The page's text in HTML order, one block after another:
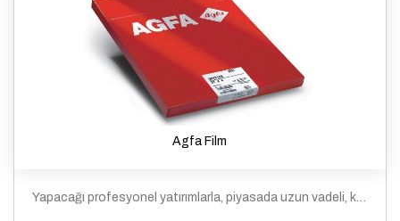
Agfa Film